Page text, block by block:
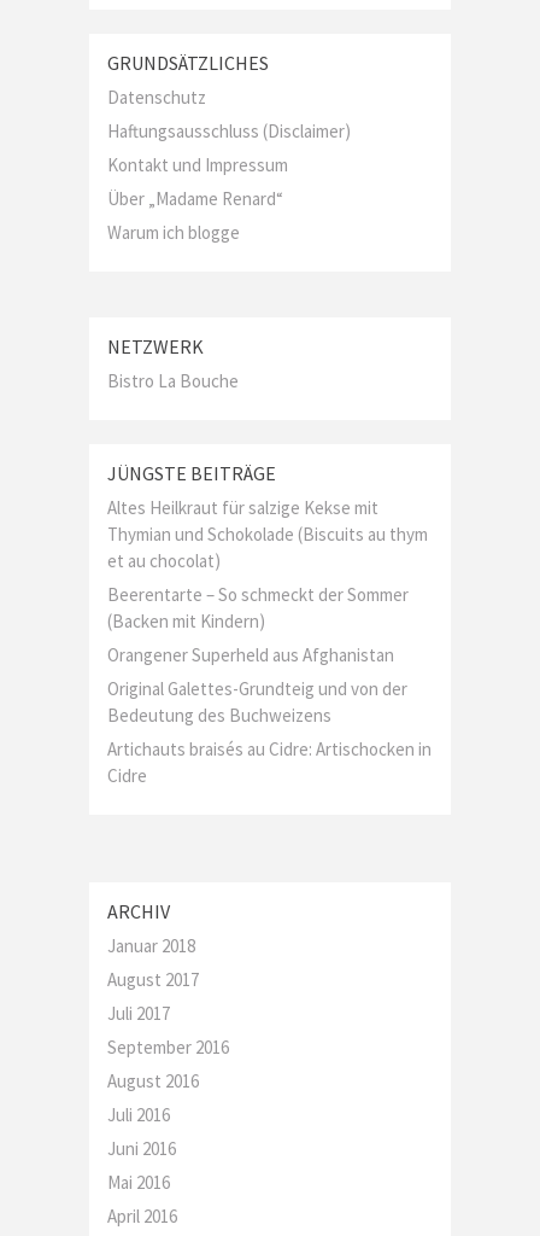
GRUNDSÄTZLICHES
Datenschutz
Haftungsausschluss (Disclaimer)
Kontakt und Impressum
Über „Madame Renard“
Warum ich blogge
NETZWERK
Bistro La Bouche
JÜNGSTE BEITRÄGE
Altes Heilkraut für salzige Kekse mit
Thymian und Schokolade (Biscuits au thym
et au chocolat)
Beerentarte – So schmeckt der Sommer
(Backen mit Kindern)
Orangener Superheld aus Afghanistan
Original Galettes-Grundteig und von der
Bedeutung des Buchweizens
Artichauts braisés au Cidre: Artischocken in
Cidre
ARCHIV
Januar 2018
August 2017
Juli 2017
September 2016
August 2016
Juli 2016
Juni 2016
Mai 2016
April 2016